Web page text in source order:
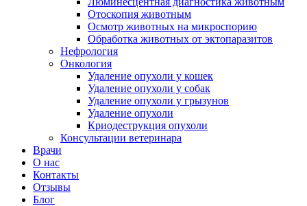
Отоскопия животным
Осмотр животных на микроспорию
Обработка животных от эктопаразитов
Нефрология
Онкология
Удаление опухоли у кошек
Удаление опухоли у собак
Удаление опухоли у грызунов
Удаление опухоли
Криодеструкция опухоли
Консультации ветеринара
Врачи
О нас
Контакты
Отзывы
Блог